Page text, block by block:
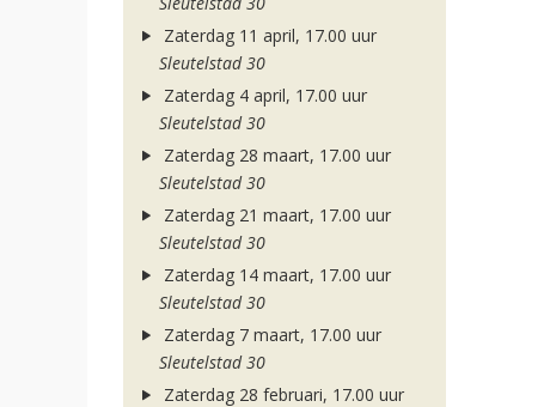
Zaterdag 11 april, 17.00 uur
Sleutelstad 30
Zaterdag 4 april, 17.00 uur
Sleutelstad 30
Zaterdag 28 maart, 17.00 uur
Sleutelstad 30
Zaterdag 21 maart, 17.00 uur
Sleutelstad 30
Zaterdag 14 maart, 17.00 uur
Sleutelstad 30
Zaterdag 7 maart, 17.00 uur
Sleutelstad 30
Zaterdag 28 februari, 17.00 uur